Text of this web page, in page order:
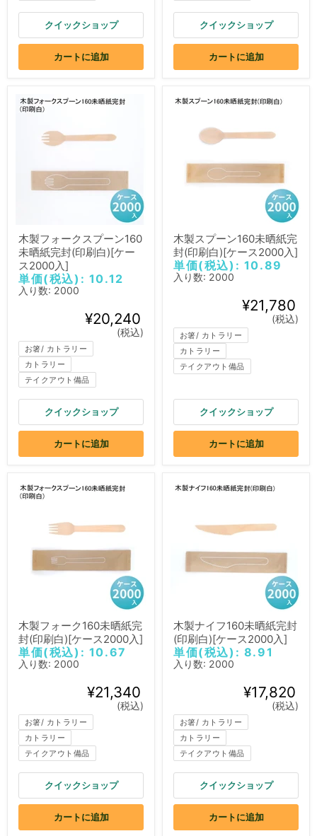
クイックショップ
カートに追加
クイックショップ
カートに追加
木製フォークスプーン160
未晒紙完封(印刷白)[ケー
ス2000入]
単価(税込): 10.12
入り数: 2000
¥20,240
(税込)
お箸/ カトラリー
カトラリー
テイクアウト備品
クイックショップ
カートに追加
木製スプーン160未晒紙完
封(印刷白)[ケース2000入]
単価(税込): 10.89
入り数: 2000
¥21,780
(税込)
お箸/ カトラリー
カトラリー
テイクアウト備品
クイックショップ
カートに追加
木製フォーク160未晒紙完
封(印刷白)[ケース2000入]
単価(税込): 10.67
入り数: 2000
¥21,340
(税込)
お箸/ カトラリー
カトラリー
テイクアウト備品
クイックショップ
カートに追加
木製ナイフ160未晒紙完封
(印刷白)[ケース2000入]
単価(税込): 8.91
入り数: 2000
¥17,820
(税込)
お箸/ カトラリー
カトラリー
テイクアウト備品
クイックショップ
カートに追加